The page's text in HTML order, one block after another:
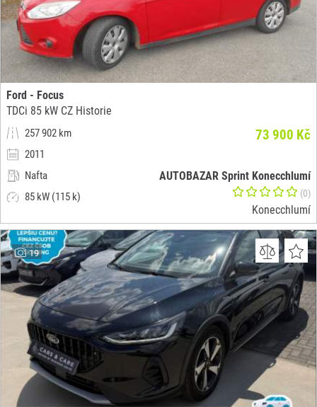
Ford - Focus
TDCi 85 kW CZ Historie
257 902 km
2011
Nafta
85 kW (115 k)
73 900 Kč
AUTOBAZAR Sprint Konecchlumí
(0)
Konecchlumí
19